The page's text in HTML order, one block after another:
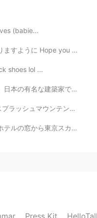
2021.01.16 11:54
2021.01.16 11:52
2021.01.16 11:41
(babie...
you have a good start t...
shoes lol ...
彼のデザインの木の使い方は有名です。...
新しいルールと手順がありますが、それ...
飲むの •クリスマスに東京ディズニー...
Press Kit